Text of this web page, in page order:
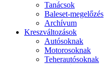
Tanácsok
Baleset-megelőzés
Archívum
Kreszváltozások
Autósoknak
Motorosoknak
Teherautósoknak